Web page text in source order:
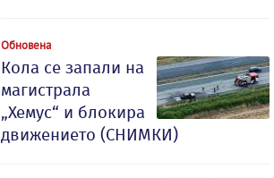
Обновена
Кола се запали на
магистрала
„Хемус“ и блокира
движението (СНИМКИ)